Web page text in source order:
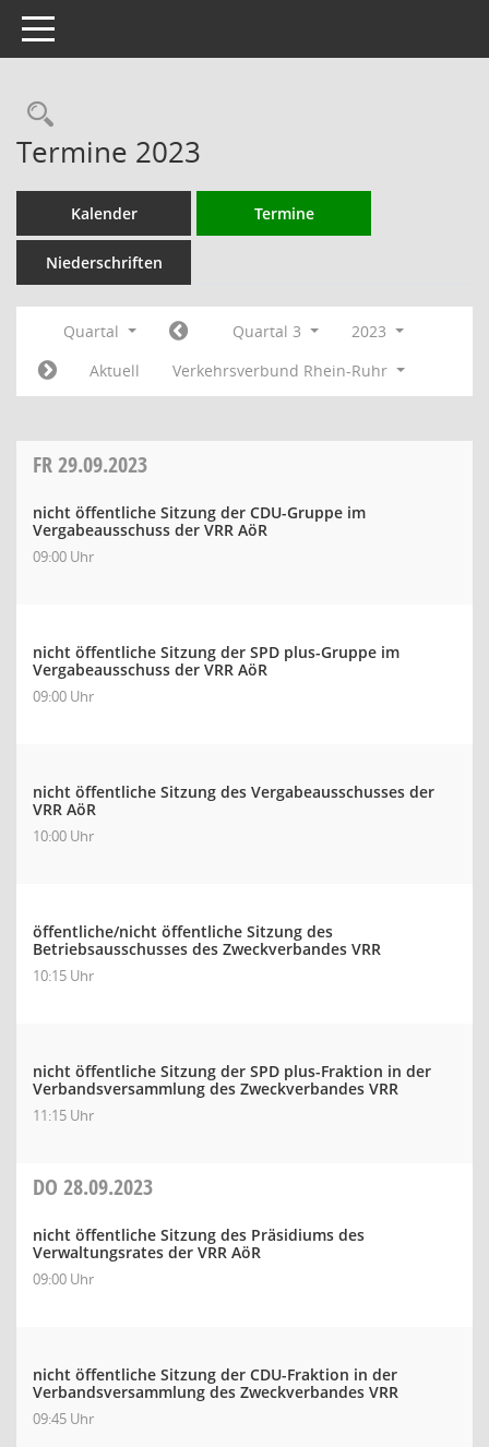
Toggle navigation
Rechercheauswahl
Termine 2023
Kalender Termine
Niederschriften
Quartal Quartal 3
2023
Aktuell
Verkehrsverbund Rhein-Ruhr
FR29.09.2023
nicht öffentliche Sitzung der CDU-Gruppe im
Vergabeausschuss der VRR AöR
09:00 Uhr
nicht öffentliche Sitzung der SPD plus-Gruppe im
Vergabeausschuss der VRR AöR
09:00 Uhr
nicht öffentliche Sitzung des Vergabeausschusses der
VRR AöR
10:00 Uhr
öffentliche/nicht öffentliche Sitzung des
Betriebsausschusses des Zweckverbandes VRR
10:15 Uhr
nicht öffentliche Sitzung der SPD plus-Fraktion in der
Verbandsversammlung des Zweckverbandes VRR
11:15 Uhr
DO 28.09.2023
nicht öffentliche Sitzung des Präsidiums des
Verwaltungsrates der VRR AöR
09:00 Uhr
nicht öffentliche Sitzung der CDU-Fraktion in der
Verbandsversammlung des Zweckverbandes VRR
09:45 Uhr